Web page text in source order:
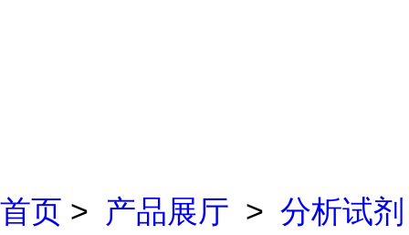
首页 > 产品展厅 > 分析试剂